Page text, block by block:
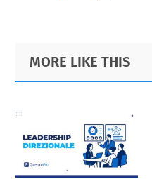
Primary
Sidebar
Footer
MORE LIKE THIS